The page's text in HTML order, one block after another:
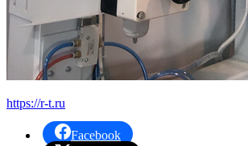
https://r-t.ru
Facebook